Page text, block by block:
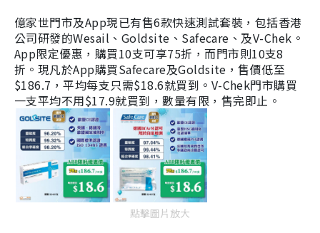
億家世門市及App現已有售6款快速測試套裝，包括香港
公司研發的Wesail、Goldsite、Safecare、及V-Chek。
App限定優惠，購買10支可享75折，而門市則10支8
折。現凡於App購買Safecare及Goldsite，售價低至
$186.7，平均每支只需$18.6就買到。V-Chek門市購買
一支平均不用$17.9就買到，數量有限，售完即止。
點擊圖片放大